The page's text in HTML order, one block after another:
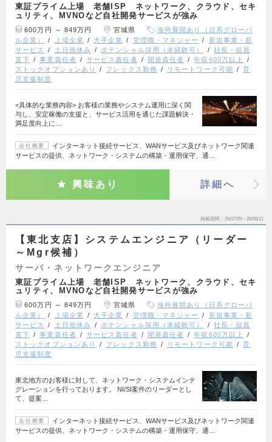
東証プライム上場 老舗ISP ネットワーク、クラウド、セキ
ュリティ、MVNOなど自社開発サービスが強み
600万円 ～ 849万円 宮城県
海外展開あり（日系グローバ
ル企業）
上場企業 大手企業 管理職・マネジャー
新規事業・新
サービス
土日祝休み ポテンシャル採用（未経験可）
社長・役員
直下
事業責任者 サービス責任者 開発責任者
年収600万以上
ストックオプションあり
フレックス勤務 リモートワーク可能
育
児支援制度
<具体的な業務内容> お客様の業務やシステム運用に深く関
与し、安定稼働の支援と、サービス活用を通じた課題解決・
満足度向上に…
会社概要
インターネット接続サービス、WANサービス及びネットワーク関連
サービスの提供、ネットワーク・システムの構築・運用保守、通…
興味あり 詳細へ
掲載期間 26/07/29～26/08/11
【東北支店】システムエンジニア（リーダー
～Mgr候補）
サーバ・ネットワークエンジニア
東証プライム上場 老舗ISP ネットワーク、クラウド、セキ
ュリティ、MVNOなど自社開発サービスが強み
600万円 ～ 849万円 宮城県
海外展開あり（日系グローバ
ル企業）
上場企業 大手企業 管理職・マネジャー
新規事業・新
サービス
土日祝休み ポテンシャル採用（未経験可）
社長・役員
直下
事業責任者 サービス責任者 開発責任者
年収600万以上
ストックオプションあり
フレックス勤務 リモートワーク可能
育
児支援制度
東北地方のお客様に対して、ネットワーク・システムインテ
グレーションを行っております。 NI/SI案件のリーダーとし
て、提案…
会社概要
インターネット接続サービス、WANサービス及びネットワーク関連
サービスの提供、ネットワーク・システムの構築・運用保守、通…